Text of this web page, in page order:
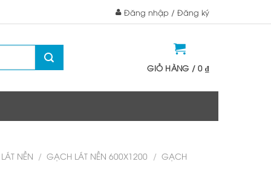
Đăng nhập / Đăng ký
GIỎ HÀNG /0 ₫
NỀN / GẠCH LÁT NỀN 600X1200 / GẠCH